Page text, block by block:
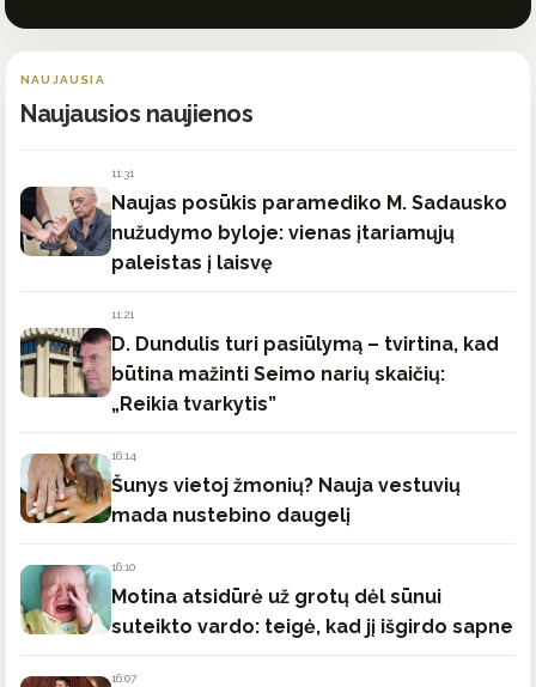
NAUJAUSIA
Naujausios naujienos
11:31
Naujas posūkis paramediko M. Sadausko
nužudymo byloje: vienas įtariamųjų
paleistas į laisvę
11:21
D. Dundulis turi pasiūlymą – tvirtina, kad
būtina mažinti Seimo narių skaičių:
„Reikia tvarkytis”
16:14
Šunys vietoj žmonių? Nauja vestuvių
mada nustebino daugelį
16:10
Motina atsidūrė už grotų dėl sūnui
suteikto vardo: teigė, kad jį išgirdo sapne
16:07